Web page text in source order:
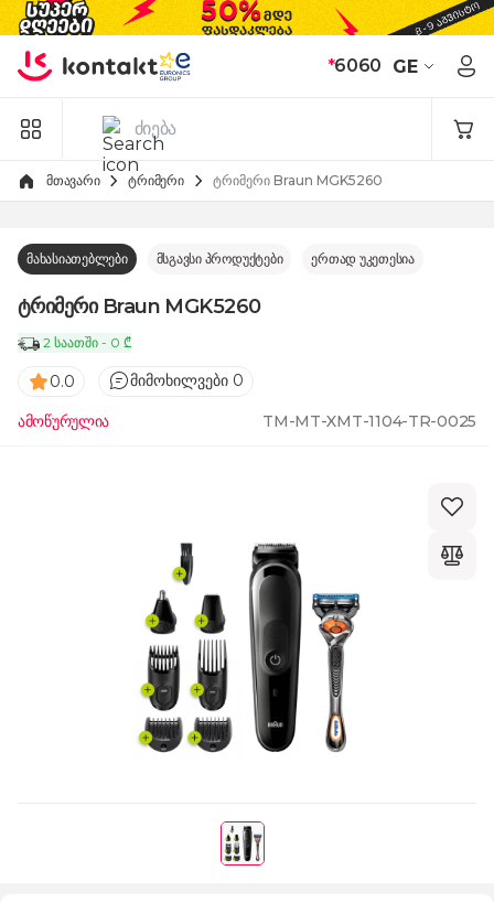
Skip to Content
*6060 GE
მთავარი ტრიმერი ტრიმერი Braun MGK5260
მახასიათებლები მსგავსი პროდუქტები ერთად უკეთესია
ტრიმერი Braun MGK5260
2 საათში - 0 ₾
0.0 მიმოხილვები 0
ამოწურულია TM-MT-XMT-1104-TR-0025